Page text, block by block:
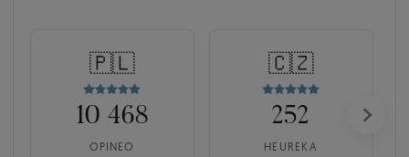
🇵🇱
10 468
OPINEO
🇨🇿
252
HEUREKA